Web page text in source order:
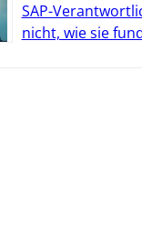
SAP-
nicht, wie sie